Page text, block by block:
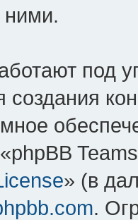
ними.
под
создания
» (в
.